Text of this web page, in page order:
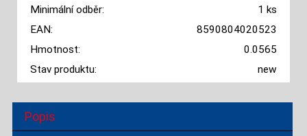
Minimální odběr:
1 ks
EAN:
8590804020523
Hmotnost:
0.0565
Stav produktu:
new
Popis